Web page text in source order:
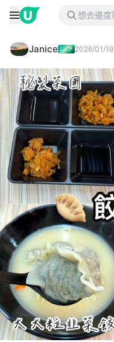
Janice 2026/01/19